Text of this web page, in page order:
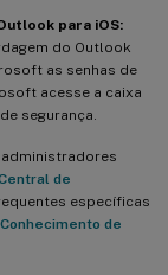
para iOS:
do Outlook
as senhas de
acesse a caixa
segurança.
de
específicas
de